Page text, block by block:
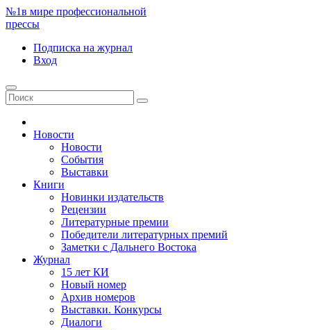
№1в мире профессиональной
прессы
Подписка на журнал
Вход
Новости
Новости
События
Выставки
Книги
Новинки издательств
Рецензии
Литературные премии
Победители литературных премий
Заметки с Дальнего Востока
Журнал
15 лет КИ
Новый номер
Архив номеров
Выставки. Конкурсы
Диалоги